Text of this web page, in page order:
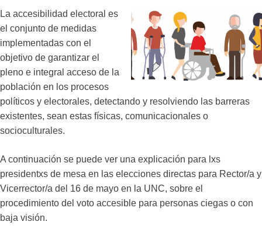
La accesibilidad electoral es
el conjunto de medidas
implementadas con el
objetivo de garantizar el
pleno e integral acceso de la
población en los procesos
políticos y electorales, detectando y resolviendo las barreras
existentes, sean estas físicas, comunicacionales o
socioculturales.
A continuación se puede ver una explicación para lxs
presidentxs de mesa en las elecciones directas para Rector/a y
Vicerrector/a del 16 de mayo en la UNC, sobre el
procedimiento del voto accesible para personas ciegas o con
baja visión.